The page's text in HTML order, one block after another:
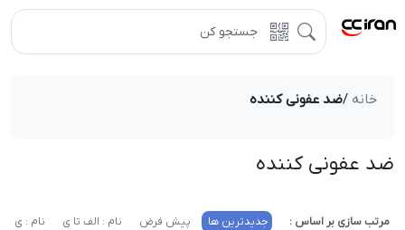
خانه /ضد عفونی کننده
ضد عفونی کننده
مرتب سازی بر اساس : جدیدترین ها پیش فرض نام : الف تا ی نام : ی